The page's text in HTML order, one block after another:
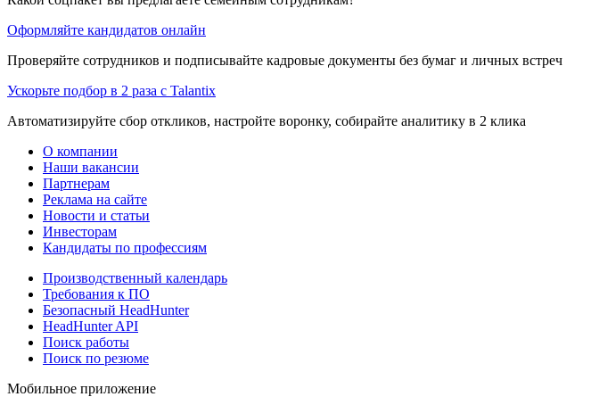
Оформляйте кандидатов онлайн
Проверяйте сотрудников и подписывайте кадровые документы без бумаг и личных встреч
Ускорьте подбор в 2 раза с Talantix
Автоматизируйте сбор откликов, настройте воронку, собирайте аналитику в 2 клика
О компании
Наши вакансии
Партнерам
Реклама на сайте
Новости и статьи
Инвесторам
Кандидаты по профессиям
Производственный календарь
Требования к ПО
Безопасный HeadHunter
HeadHunter API
Поиск работы
Поиск по резюме
Мобильное приложение